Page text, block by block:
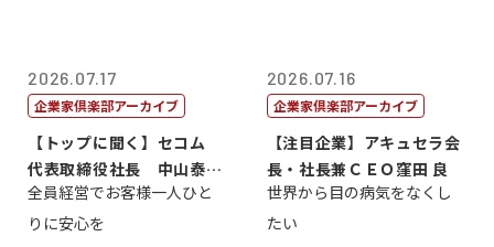
2026.07.17
企業家倶楽部アーカイブ
【トップに聞く】セコム
代表取締役社長 中山泰
男
全員経営でお客様一人ひと
りに安心を
2026.07.16
企業家倶楽部アーカイブ
【注目企業】アキュセラ会
長・社長兼ＣＥＯ窪田 良
世界から目の病気をなくし
たい